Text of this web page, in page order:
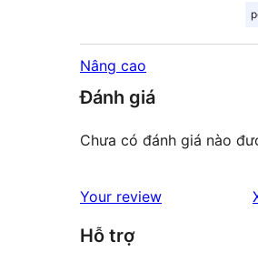
Nâng cao
Đánh giá
Chưa có đánh giá nào
Your review
Hỗ trợ